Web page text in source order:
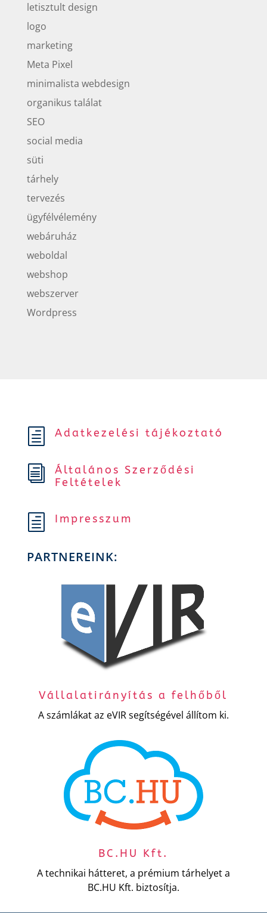
letisztult design
logo
marketing
Meta Pixel
minimalista webdesign
organikus találat
SEO
social media
süti
tárhely
tervezés
ügyfélvélemény
webáruház
weboldal
webshop
webszerver
Wordpress
h Adatkezelési tájékoztató
i
Általános Szerződési
Feltételek
h Impresszum
PARTNEREINK:
Vállalatirányítás a felhőből
A számlákat az eVIR segítségével állítom ki.
BC.HU Kft.
A technikai hátteret, a prémium tárhelyet a
BC.HU Kft. biztosítja.